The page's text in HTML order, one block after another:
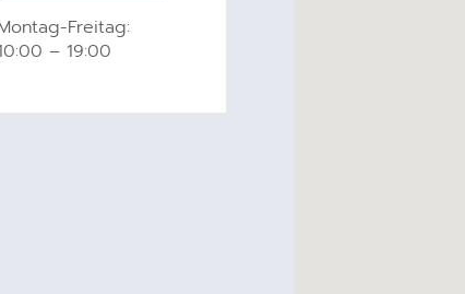
Freitag:
– 19:00